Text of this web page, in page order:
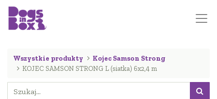
Wszystkie produkty
Kojec Samson Strong
KOJEC SAMSON STRONG L (siatka) 6x2,4 m